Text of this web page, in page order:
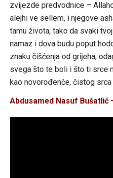
zvijezde predvodnice –
alejhi ve sellem, i njegove
tamu života, tako da svaki
namaz i dova budu poput
znaku čišćenja od grijeha,
svega što te boli i što ti srce
kao novorođenče, čistog
Abdusamed Nasuf Bušatlić